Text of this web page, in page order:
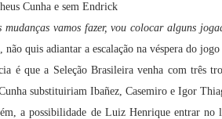
Cunha e sem Endrick
mudanças vamos fazer, vou colocar alguns
não quis adiantar a escalação na véspera do
é que a Seleção Brasileira venha com três
substituiriam Ibañez, Casemiro e Igor
a possibilidade de Luiz Henrique entrar